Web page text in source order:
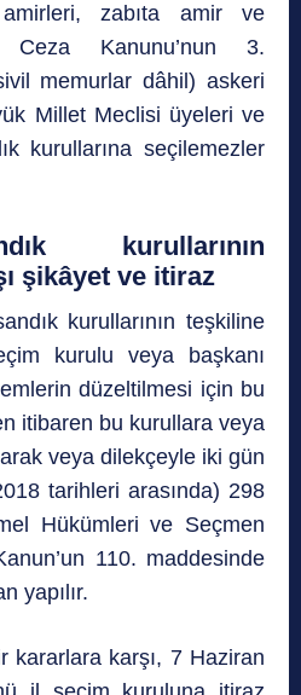
zabıta amir ve
Ceza Kanunu’nun 3.
memurlar dâhil) askeri
Millet Meclisi üyeleri ve
kurullarına seçilemezler
kurullarının
şikâyet ve itiraz
kurullarının teşkiline
kurulu veya başkanı
düzeltilmesi için bu
itibaren bu kurullara veya
veya dilekçeyle iki gün
tarihleri arasında) 298
Hükümleri ve Seçmen
110. maddesinde
yapılır.
kararlara karşı, 7 Haziran